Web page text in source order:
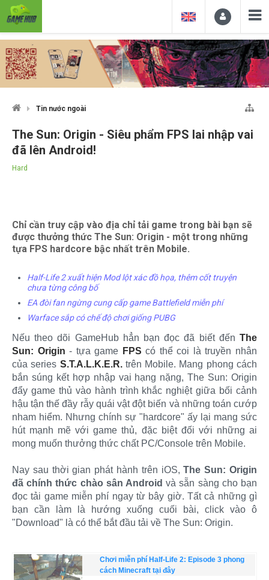
Tin nước ngoài
The Sun: Origin - Siêu phẩm FPS lai nhập vai
đã lên Android!
Hard
Chỉ cần truy cập vào địa chỉ tải game trong bài bạn sẽ
được thưởng thức The Sun: Origin - một trong những
tựa FPS hardcore bậc nhất trên Mobile.
Half-Life 2 xuất hiện Mod lột xác đồ họa, thêm cốt truyện
chưa từng công bố
EA đòi fan ngừng cung cấp game Battlefield miễn phí
Warface sắp có chế độ chơi giống PUBG
Nếu theo dõi GameHub hẳn bạn đọc đã biết đến The
Sun: Origin - tựa game FPS có thể coi là truyền nhân
của series S.T.A.L.K.E.R.trên Mobile. Mang phong cách
bắn súng kết hợp nhập vai hạng nặng, The Sun: Origin
đẩy game thủ vào hành trình khắc nghiệt giữa bối cảnh
hậu tận thế đầy rẫy quái vật đột biến và những toán cướp
nham hiểm. Nhưng chính sự "hardcore" ấy lại mang sức
hút mạnh mẽ với game thủ, đặc biệt đối với những ai
mong muốn thưởng thức chất PC/Console trên Mobile.
Nay sau thời gian phát hành trên iOS,The Sun: Origin
đã chính thức chào sân Android và sẵn sàng cho bạn
đọc tải game miễn phí ngay từ bây giờ. Tất cả những gì
bạn cần làm là hướng xuống cuối bài, click vào ô
"Download" là có thể bắt đầu tải về The Sun: Origin.
Chơi miễn phí Half-Life 2: Episode 3 phong
cách Minecraft tại đây